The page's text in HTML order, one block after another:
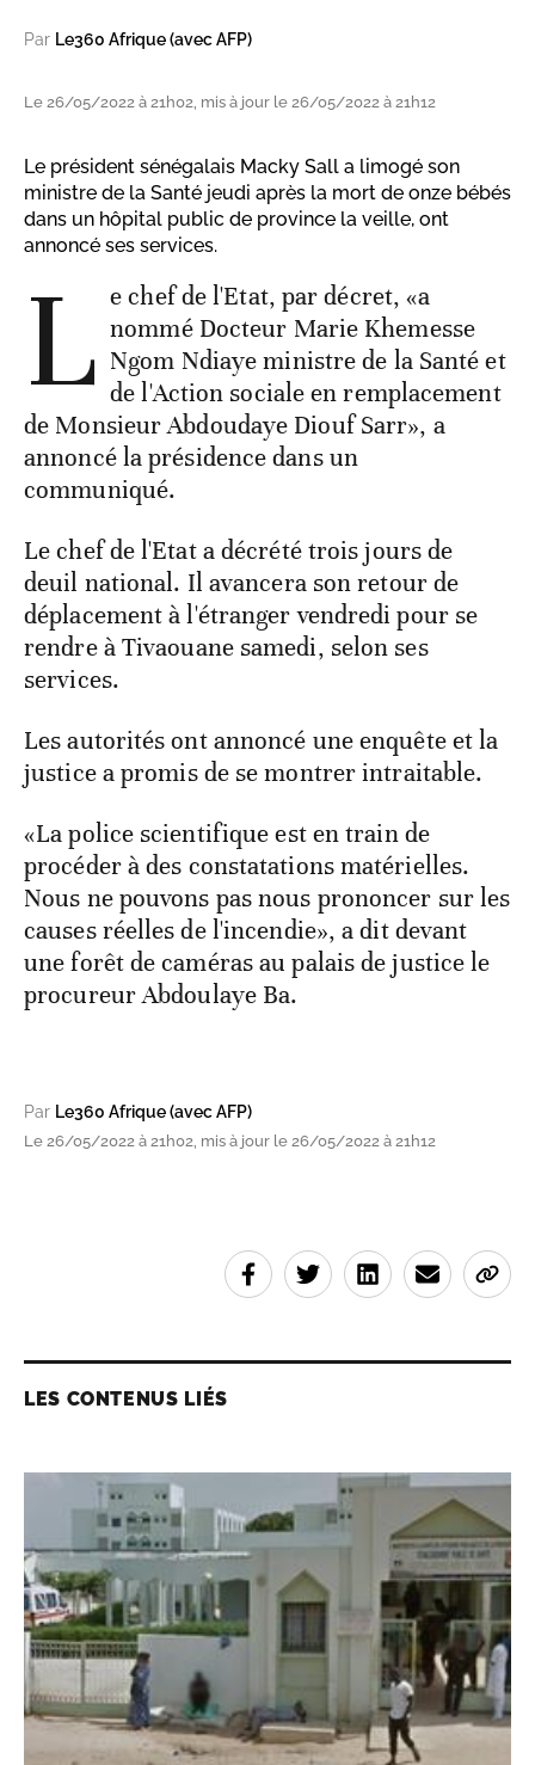
Par Le360 Afrique (avec AFP)
Le 26/05/2022 à 21h02, mis à jour le 26/05/2022 à 21h12
Le président sénégalais Macky Sall a limogé son
ministre de la Santé jeudi après la mort de onze bébés
dans un hôpital public de province la veille, ont
annoncé ses services.
L e chef de l'Etat, par décret, «a
nommé Docteur Marie Khemesse
Ngom Ndiaye ministre de la Santé et
de l'Action sociale en remplacement
de Monsieur Abdoudaye Diouf Sarr», a
annoncé la présidence dans un
communiqué.
Le chef de l'Etat a décrété trois jours de
deuil national. Il avancera son retour de
déplacement à l'étranger vendredi pour se
rendre à Tivaouane samedi, selon ses
services.
Les autorités ont annoncé une enquête et la
justice a promis de se montrer intraitable.
«La police scientifique est en train de
procéder à des constatations matérielles.
Nous ne pouvons pas nous prononcer sur les
causes réelles de l'incendie», a dit devant
une forêt de caméras au palais de justice le
procureur Abdoulaye Ba.
Par Le360 Afrique (avec AFP)
Le 26/05/2022 à 21h02, mis à jour le 26/05/2022 à 21h12
LES CONTENUS LIÉS